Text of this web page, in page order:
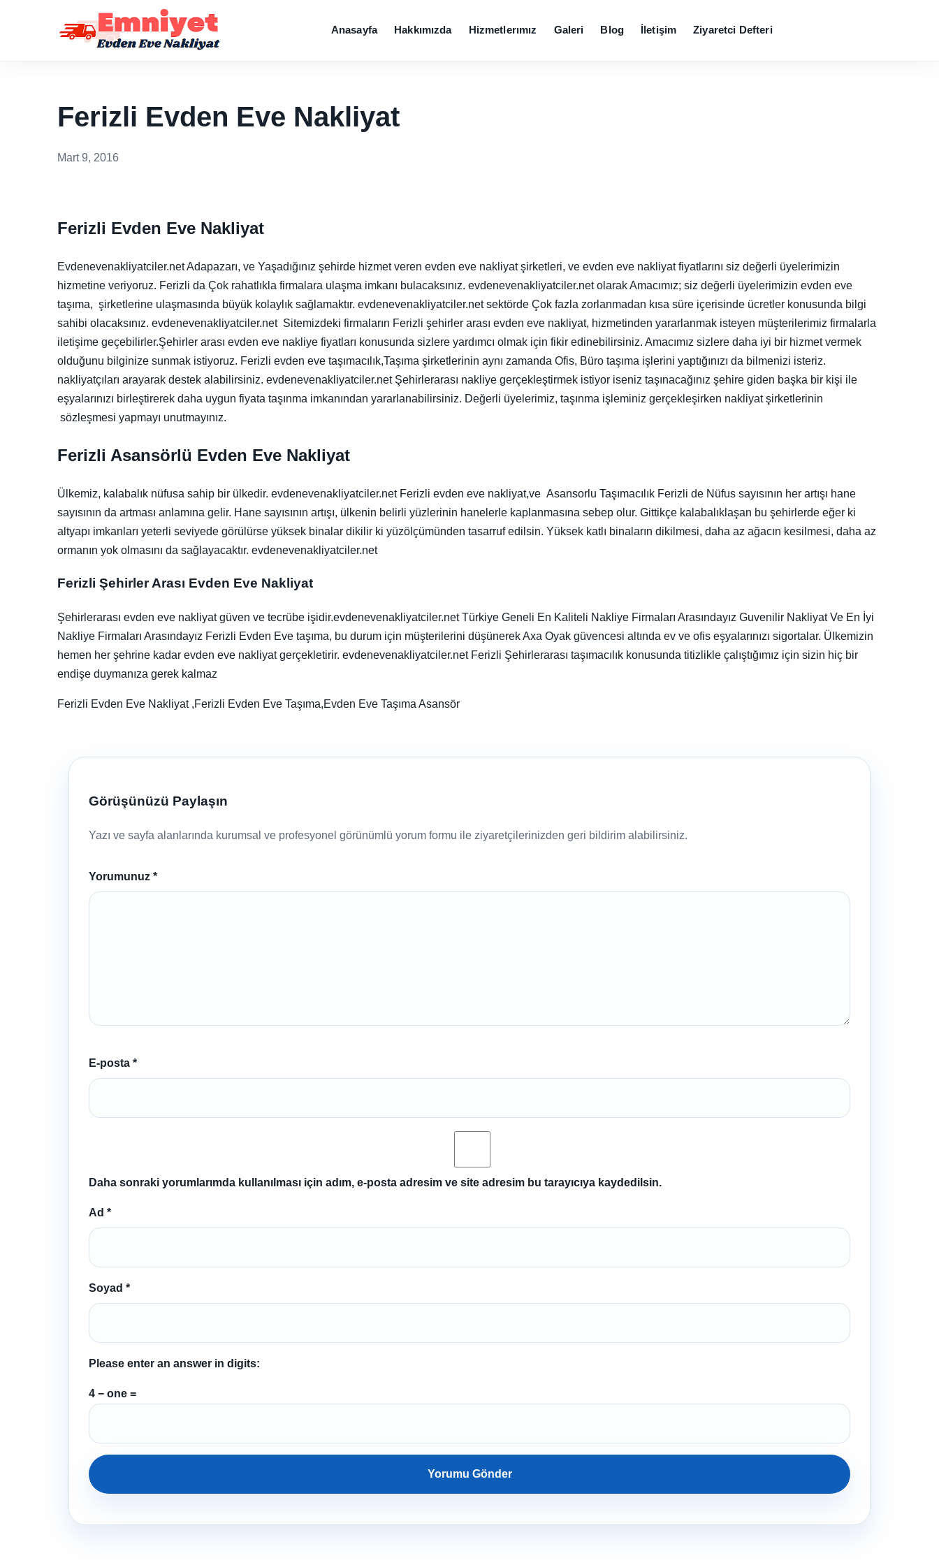
Anasayfa Hakkımızda Hizmetlerımız Galeri Blog İletişim Ziyaretci Defteri
Ferizli Evden Eve Nakliyat
Mart 9, 2016
Ferizli Evden Eve Nakliyat
Evdenevenakliyatciler.net Adapazarı, ve Yaşadığınız şehirde hizmet veren evden eve nakliyat şirketleri, ve evden eve nakliyat fiyatlarını siz değerli üyelerimizin
hizmetine veriyoruz. Ferizli da Çok rahatlıkla firmalara ulaşma imkanı bulacaksınız. evdenevenakliyatciler.net olarak Amacımız; siz değerli üyelerimizin evden eve
taşıma, şirketlerine ulaşmasında büyük kolaylık sağlamaktır. evdenevenakliyatciler.net sektörde Çok fazla zorlanmadan kısa süre içerisinde ücretler konusunda bilgi
sahibi olacaksınız. evdenevenakliyatciler.net Sitemizdeki firmaların Ferizli şehirler arası evden eve nakliyat, hizmetinden yararlanmak isteyen müşterilerimiz firmalarla
iletişime geçebilirler.Şehirler arası evden eve nakliye fiyatları konusunda sizlere yardımcı olmak için fikir edinebilirsiniz. Amacımız sizlere daha iyi bir hizmet vermek
olduğunu bilginize sunmak istiyoruz. Ferizli evden eve taşımacılık,Taşıma şirketlerinin aynı zamanda Ofis, Büro taşıma işlerini yaptığınızı da bilmenizi isteriz.
nakliyatçıları arayarak destek alabilirsiniz. evdenevenakliyatciler.net Şehirlerarası nakliye gerçekleştirmek istiyor iseniz taşınacağınız şehire giden başka bir kişi ile
eşyalarınızı birleştirerek daha uygun fiyata taşınma imkanından yararlanabilirsiniz. Değerli üyelerimiz, taşınma işleminiz gerçekleşirken nakliyat şirketlerinin
sözleşmesi yapmayı unutmayınız.
Ferizli Asansörlü Evden Eve Nakliyat
Ülkemiz, kalabalık nüfusa sahip bir ülkedir. evdenevenakliyatciler.net Ferizli evden eve nakliyat,ve Asansorlu Taşımacılık Ferizli de Nüfus sayısının her artışı hane
sayısının da artması anlamına gelir. Hane sayısının artışı, ülkenin belirli yüzlerinin hanelerle kaplanmasına sebep olur. Gittikçe kalabalıklaşan bu şehirlerde eğer ki
altyapı imkanları yeterli seviyede görülürse yüksek binalar dikilir ki yüzölçümünden tasarruf edilsin. Yüksek katlı binaların dikilmesi, daha az ağacın kesilmesi, daha az
ormanın yok olmasını da sağlayacaktır. evdenevenakliyatciler.net
Ferizli Şehirler Arası Evden Eve Nakliyat
Şehirlerarası evden eve nakliyat güven ve tecrübe işidir.evdenevenakliyatciler.net Türkiye Geneli En Kaliteli Nakliye Firmaları Arasındayız Guvenilir Nakliyat Ve En İyi
Nakliye Firmaları Arasındayız Ferizli Evden Eve taşıma, bu durum için müşterilerini düşünerek Axa Oyak güvencesi altında ev ve ofis eşyalarınızı sigortalar. Ülkemizin
hemen her şehrine kadar evden eve nakliyat gerçekletirir. evdenevenakliyatciler.net Ferizli Şehirlerarası taşımacılık konusunda titizlikle çalıştığımız için sizin hiç bir
endişe duymanıza gerek kalmaz
Ferizli Evden Eve Nakliyat ,Ferizli Evden Eve Taşıma,Evden Eve Taşıma Asansör
Görüşünüzü Paylaşın
Yazı ve sayfa alanlarında kurumsal ve profesyonel görünümlü yorum formu ile ziyaretçilerinizden geri bildirim alabilirsiniz.
Yorumunuz *
E-posta *
Daha sonraki yorumlarımda kullanılması için adım, e-posta adresim ve site adresim bu tarayıcıya kaydedilsin.
Ad *
Soyad *
Please enter an answer in digits:
4 − one =